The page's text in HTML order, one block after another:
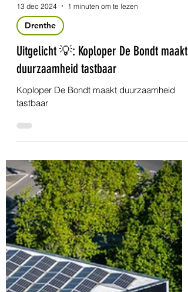
13 dec 2024 1 minuten om te lezen
Drenthe
duurzaamheid tastbaar
tastbaar